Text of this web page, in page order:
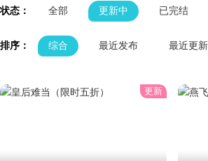
状态： 全部 更新中 已完结
排序： 综合 最近发布 最近更新
更新